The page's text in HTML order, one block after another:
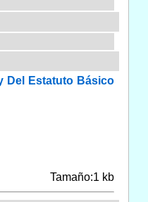
Del Estatuto Básico
Tamaño:1 kb